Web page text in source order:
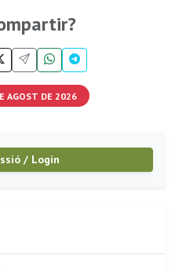
AGOST DE 2026
/ Login